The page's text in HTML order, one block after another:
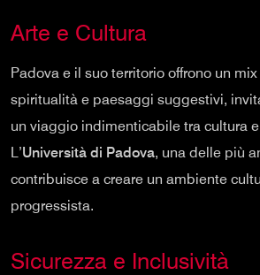
Arte e Cultura
Padova e il suo territorio offrono un
spiritualità e paesaggi suggestivi,
un viaggio indimenticabile tra cultura
L’Università di Padova, una delle più
contribuisce a creare un ambiente
progressista.
Sicurezza e Inclusività